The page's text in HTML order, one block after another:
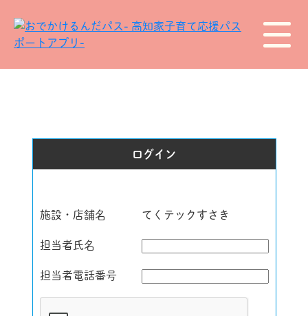
ログイン
施設・店舗名 てくテックすさき
担当者氏名
担当者電話番号